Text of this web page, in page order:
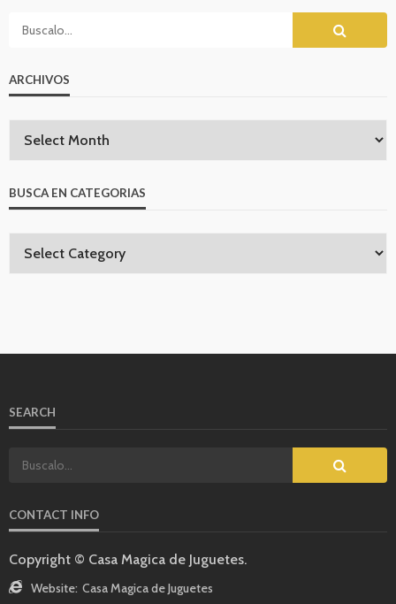
ARCHIVOS
BUSCA EN CATEGORIAS
SEARCH
CONTACT INFO
Copyright © Casa Magica de Juguetes.
Website: Casa Magica de Juguetes